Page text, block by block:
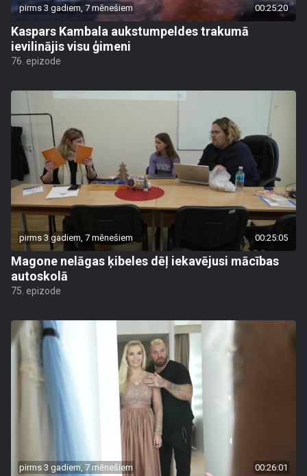
pirms 3 gadiem, 7 mēnešiem 00:25:20
Kaspars Kambala aukstumpeldes trakumā
ievilinājis visu ģimeni
76. epizode
pirms 3 gadiem, 7 mēnešiem 00:25:05
Magone nelāgas ķibeles dēļ iekavējusi mācības
autoskolā
75. epizode
pirms 3 gadiem, 7 mēnešiem 00:26:01